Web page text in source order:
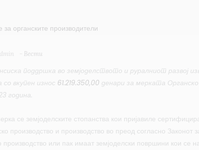
Вести
поддршка во земјоделството и руралниот развој
со вкупен износ 61.219.350,00 денари за мерката Органско
година.
се земјоделските стопанства кои пријавиле
производство и производство во преод согласно Законот
производство или пак имаат земјоделски површини кои се